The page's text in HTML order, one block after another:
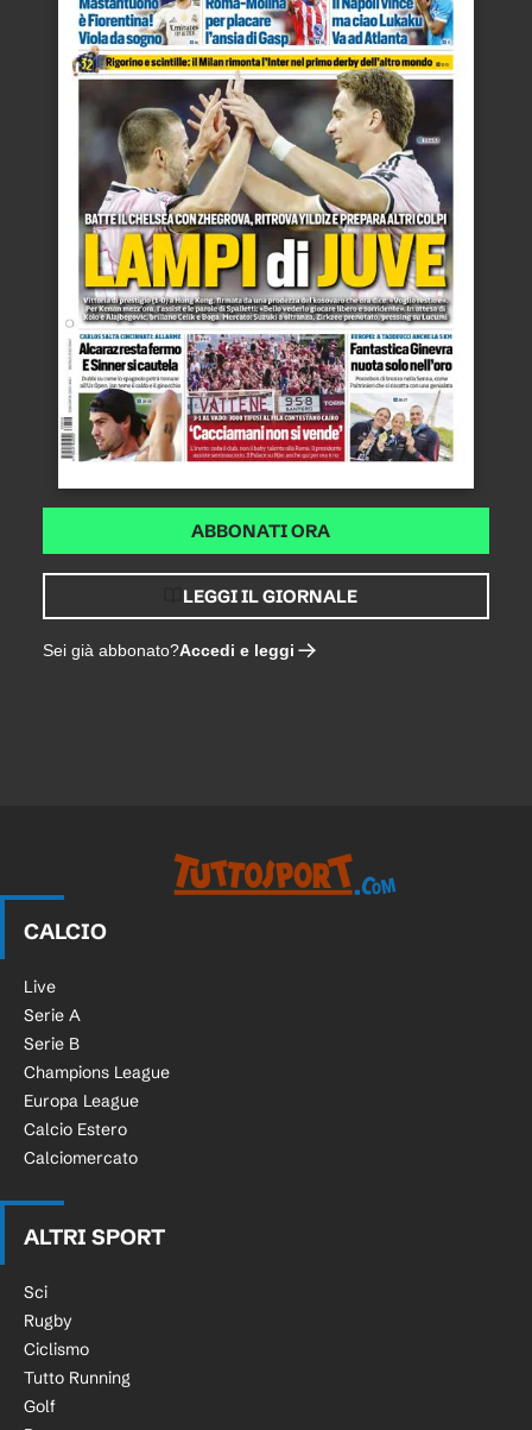
ABBONATI ORA
LEGGI IL GIORNALE
Sei già abbonato?Accedi e leggi
CALCIO
Live
Serie A
Serie B
Champions League
Europa League
Calcio Estero
Calciomercato
ALTRI SPORT
Sci
Rugby
Ciclismo
Tutto Running
Golf